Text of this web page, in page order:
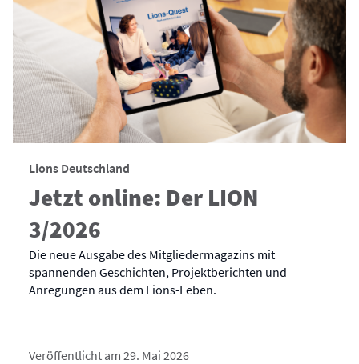
Lions Deutschland
Jetzt online: Der LION
3/2026
Die neue Ausgabe des Mitgliedermagazins mit
spannenden Geschichten, Projektberichten und
Anregungen aus dem Lions-Leben.
Veröffentlicht am 29. Mai 2026